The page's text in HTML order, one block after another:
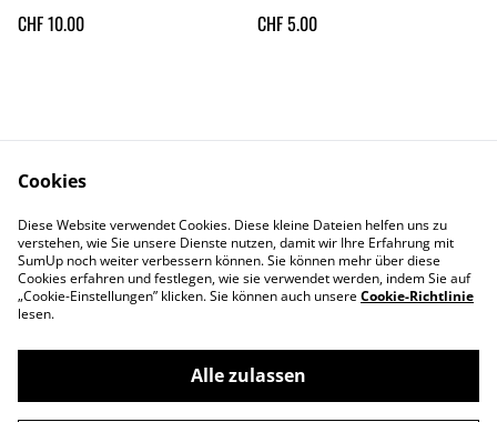
CHF 10.00
CHF 5.00
Contact Us
Legal Terms
Privacy Policy
Cookie Policy
©2026Bulldozers Shop
Cookies
Diese Website verwendet Cookies. Diese kleine Dateien helfen uns zu
verstehen, wie Sie unsere Dienste nutzen, damit wir Ihre Erfahrung mit
SumUp noch weiter verbessern können. Sie können mehr über diese
Cookies erfahren und festlegen, wie sie verwendet werden, indem Sie auf
„Cookie-Einstellungen” klicken. Sie können auch unsereCookie-Richtlinie
lesen.
Alle zulassen